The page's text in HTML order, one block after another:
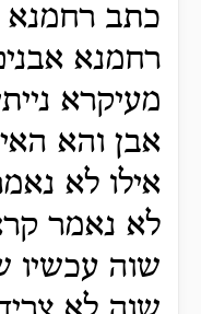
כתב רחמנא
רחמנא
מעיקרא
אבן והא
אילו לא
לא נאמר
שוה עכשיו